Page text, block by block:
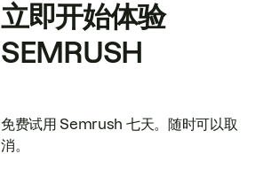
立即开始体验
SEMRUSH
免费试用 Semrush 七天。随时可以取
消。